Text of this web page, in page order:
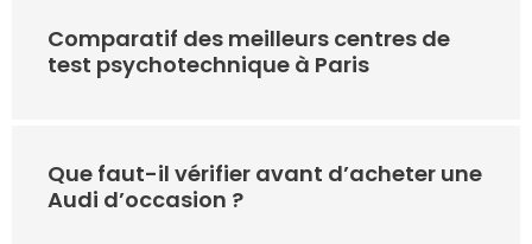
Comparatif des meilleurs centres de
test psychotechnique à Paris
Que faut-il vérifier avant d’acheter une
Audi d’occasion ?